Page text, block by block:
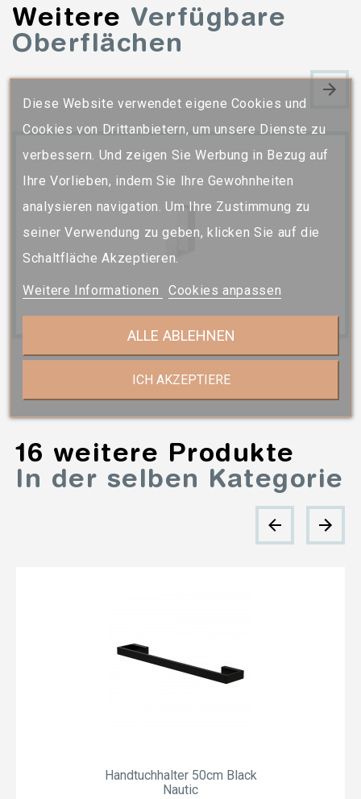
Diese Website verwendet eigene Cookies und
Cookies von Drittanbietern, um unsere Dienste zu
verbessern. Und zeigen Sie Werbung in Bezug auf
Ihre Vorlieben, indem Sie Ihre Gewohnheiten
analysieren navigation. Um Ihre Zustimmung zu
seiner Verwendung zu geben, klicken Sie auf die
Schaltfläche Akzeptieren.
Weitere Informationen Cookies anpassen
ALLE ABLEHNEN
ICH AKZEPTIERE
Weitere Verfügbare
Oberflächen
16 weitere Produkte
In der selben Kategorie
Handtuchhalter 50cm Black
Nautic